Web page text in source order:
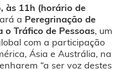
às 11h (horário de
a Peregrinação de
Tráfico de Pessoas, um
com a participação
Ásia e Austrália, na
“a ser voz destes